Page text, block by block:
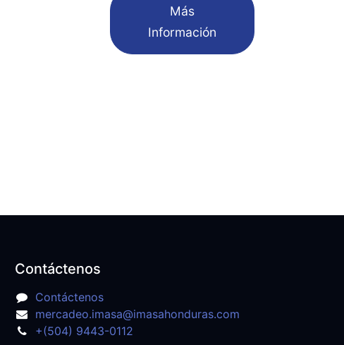
​Más
Información
Contáctenos
Contáctenos
mercadeo.imasa@imasahonduras.com
+(504) 9443-0112